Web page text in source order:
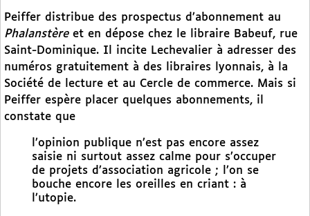
Peiffer distribue des prospectus d’abonnement au
Phalanstèreet en dépose chez le libraire Babeuf, rue
Saint-Dominique. Il incite Lechevalier à adresser des
numéros gratuitement à des libraires lyonnais, à la
Société de lecture et au Cercle de commerce. Mais si
Peiffer espère placer quelques abonnements, il
constate que
l’opinion publique n’est pas encore assez
saisie ni surtout assez calme pour s’occuper
de projets d’association agricole ; l’on se
bouche encore les oreilles en criant : à
l’utopie.